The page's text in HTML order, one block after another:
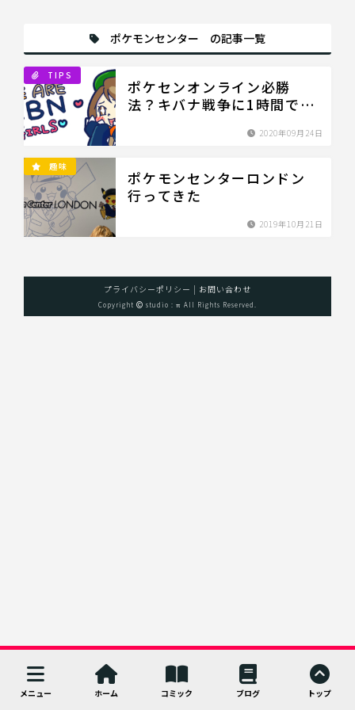
ポケモンセンター の記事一覧
TIPS
ポケセンオンライン必勝
法？キバナ戦争に1時間で勝
2020年09月24日
趣味
ポケモンセンターロンドン
行ってきた
2019年10月21日
プライバシーポリシー | お問い合わせ
Copyright studio : π All Rights Reserved.
メニュー ホーム コミック ブログ トップ